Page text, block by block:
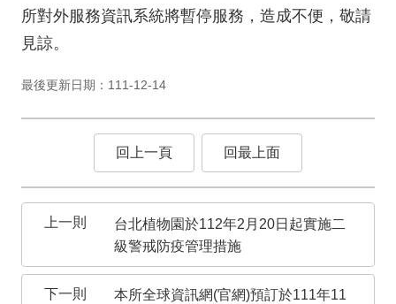
所對外服務資訊系統將暫停服務，造成不便，敬請
見諒。
最後更新日期：111-12-14
回上一頁 回最上面
台北植物園於112年2月20日起實施二
級警戒防疫管理措施
本所全球資訊網(官網)預訂於111年11